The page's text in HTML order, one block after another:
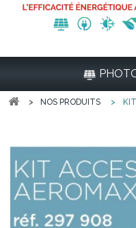
> NOS PRODUITS >